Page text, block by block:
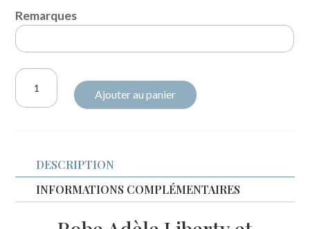
Remarques
quantité
Betsy
néon
Ajouter au panier
DESCRIPTION
INFORMATIONS COMPLÉMENTAIRES